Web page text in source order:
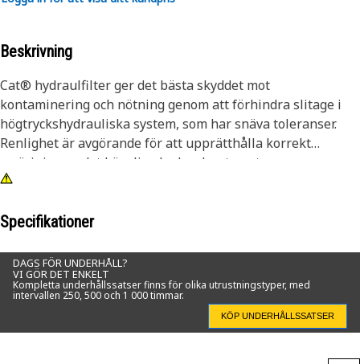
Beskrivning
Cat® hydraulfilter ger det bästa skyddet mot
kontaminering och nötning genom att förhindra slitage i
högtryckshydrauliska system, som har snäva toleranser.
Renlighet är avgörande för att upprätthålla korrekt
smörjning av det känsliga hydraulsystemet.
Specifikationer
DAGS FÖR UNDERHÅLL?
VI GÖR DET ENKELT
Kompletta underhållssatser finns för olika utrustningstyper, med
intervallen 250, 500 och 1 000 timmar.
KÖP UNDERHÅLLSSATSER